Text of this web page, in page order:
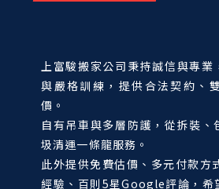
上富駿搬家公司秉持誠信與專業
與嚴格訓練，提供合法契約、
價。
自有吊車與多層防護，從拆裝、
圾清運一條龍服務。
此外提供免費估價、多元付款方
經驗、百則5星Google評論，希